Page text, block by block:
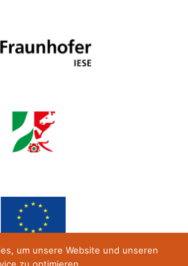
um unsere Website und unseren